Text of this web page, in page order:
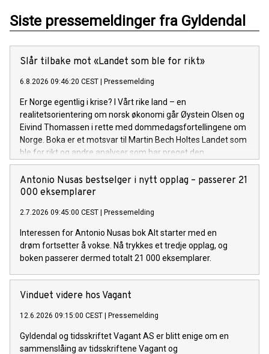
Siste pressemeldinger fra Gyldendal
Slår tilbake mot «Landet som ble for rikt»
6.8.2026 09:46:20 CEST Pressemelding
Er Norge egentlig i krise? I Vårt rike land – en
realitetsorientering om norsk økonomi går Øystein Olsen og
Eivind Thomassen i rette med dommedagsfortellingene om
Norge. Boka er et motsvar til Martin Bech Holtes Landet som
ble for rikt og andre analyser som har preget den
økonomiske debatten de siste årene. Lansering: Torsdag 6.
august
Antonio Nusas bestselger i nytt opplag – passerer 21
000 eksemplarer
2.7.2026 09:45:00 CEST Pressemelding
Interessen for Antonio Nusas bok Alt starter med en
drøm fortsetter å vokse. Nå trykkes et tredje opplag, og
boken passerer dermed totalt 21 000 eksemplarer.
Vinduet videre hos Vagant
12.6.2026 09:15:00 CEST Pressemelding
Gyldendal og tidsskriftet Vagant AS er blitt enige om en
sammenslåing av tidsskriftene Vagant og